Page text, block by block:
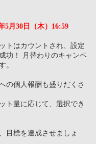
月30日（木）16:59
トはカウントされ、設定
功！ 月替わりのキャンペ
。
の個人報酬も盛りだくさ
ト量に応じて、選択でき
目標を達成させましょ